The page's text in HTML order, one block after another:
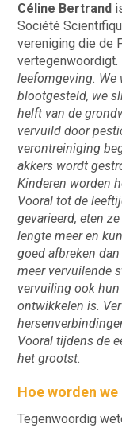
Céline Bertrand
Société
vereniging die de
vertegenwoordigt.
leefomgeving. We
blootgesteld, we
helft van de
vervuild door
verontreiniging
akkers wordt
Kinderen worden
Vooral tot de
gevarieerd, eten
lengte meer en
goed afbreken
meer vervuilende
vervuiling ook
ontwikkelen is.
Vooral tijdens de
het grootst.
Hoe worden
Tegenwoordig